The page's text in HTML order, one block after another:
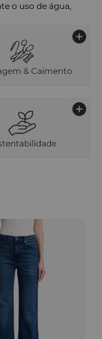
o uso de água,
& Caimento